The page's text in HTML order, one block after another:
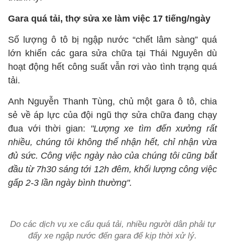
Gara quá tải, thợ sửa xe làm việc 17 tiếng/ngày
Số lượng ô tô bị ngập nước “chết lâm sàng” quá
lớn khiến các gara sửa chữa tại Thái Nguyên dù
hoạt động hết công suất vẫn rơi vào tình trạng quá
tải.
Anh Nguyễn Thanh Tùng, chủ một gara ô tô, chia
sẻ về áp lực của đội ngũ thợ sửa chữa đang chạy
đua với thời gian: "Lượng xe tìm đến xưởng rất
nhiều, chúng tôi không thể nhận hết, chỉ nhận vừa
đủ sức. Công việc ngày nào của chúng tôi cũng bắt
đầu từ 7h30 sáng tới 12h đêm, khối lượng công việc
gấp 2-3 lần ngày bình thường".
Do các dịch vụ xe cẩu quá tải, nhiều người dân phải tự
đẩy xe ngập nước đến gara để kịp thời xử lý.